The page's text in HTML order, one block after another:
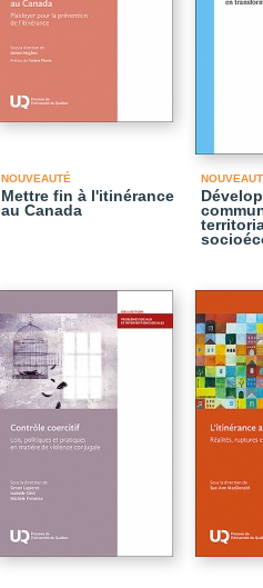
NOUVEAUTÉ
Mettre fin à l'itinérance
au Canada